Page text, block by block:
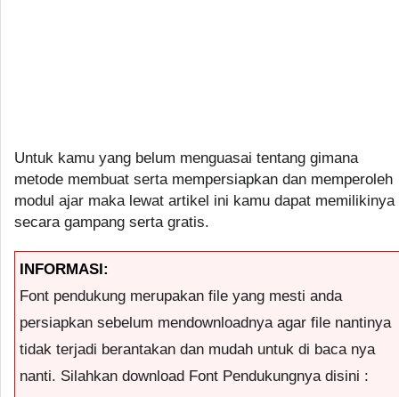
Untuk kamu yang belum menguasai tentang gimana
metode membuat serta mempersiapkan dan memperoleh
modul ajar maka lewat artikel ini kamu dapat memilikinya
secara gampang serta gratis.
INFORMASI:
Font pendukung merupakan file yang mesti anda
persiapkan sebelum mendownloadnya agar file nantinya
tidak terjadi berantakan dan mudah untuk di baca nya
nanti. Silahkan download Font Pendukungnya disini :